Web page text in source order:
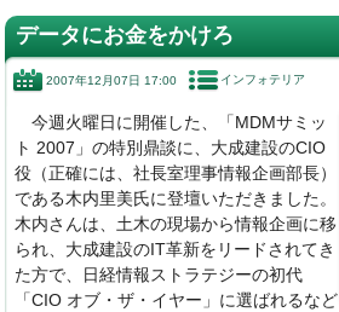
データにお金をかけろ
2007年12月07日 17:00 インフォテリア
今週火曜日に開催した、「MDMサミッ
ト 2007」の特別鼎談に、大成建設のCIO
役（正確には、社長室理事情報企画部長）
である木内里美氏に登壇いただきました。
木内さんは、土木の現場から情報企画に移
られ、大成建設のIT革新をリードされてき
た方で、日経情報ストラテジーの初代
「CIO オブ・ザ・イヤー」に選ばれるなど